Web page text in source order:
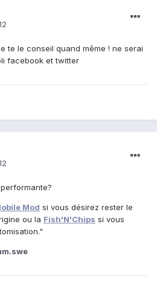
te le conseil quand même ! ne serai
facebook et twitter
Mod si vous désirez rester le
ou la Fish'N'Chips si vous